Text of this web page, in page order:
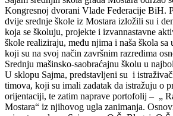
Kongresnoj dvorani Vlade Federacije BiH.
dvije srednje škole iz Mostara izložili su i
koja se školuju, projekte i izvannastavne
škole realiziraju, među njima i naša škola sa
koji su na svoj način završnim razredima
Srednju mašinsko-saobraćajnu školu u
U sklopu Sajma, predstavljeni su i
timova, koji su imali zadatak da istražuju o
orijentaciji, te zatim naprave portofolij – „
Mostara“ iz njihovog ugla zanimanja.